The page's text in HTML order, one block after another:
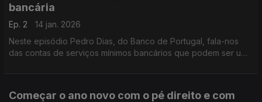
bancária
Ep. 2
14 jan. 2026
Neste episódio Pedro Dias, do Banco de Portugal, fala-nos
das contas de serviços mínimos bancários que podem ser uma
Começar o ano novo com o pé direito e com